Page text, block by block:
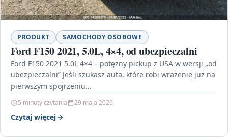
PRODUKT SAMOCHODY OSOBOWE
Ford F150 2021, 5.0L, 4×4, od ubezpieczalni
Ford F150 2021 5.0L 4×4 – potężny pickup z USA w wersji „od
ubezpieczalni” Jeśli szukasz auta, które robi wrażenie już na
pierwszym spojrzeniu…
5 minuty czytania 29 maja 2026
Czytaj więcej